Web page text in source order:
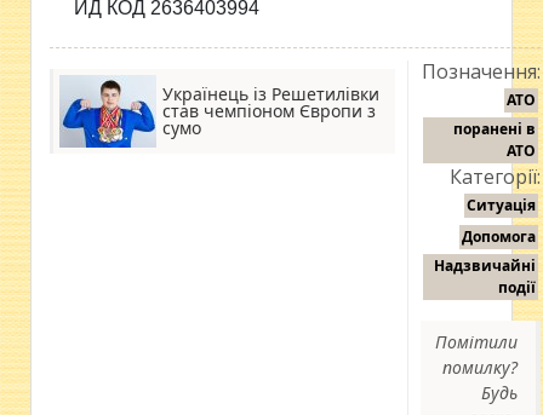
ИД КОД 2636403994
Українець із Решетилівки
став чемпіоном Європи з
сумо
Позначення:
АТО
поранені в
АТО
Категорії:
Ситуація
Допомога
Надзвичайні
події
Помітили
помилку?
Будь